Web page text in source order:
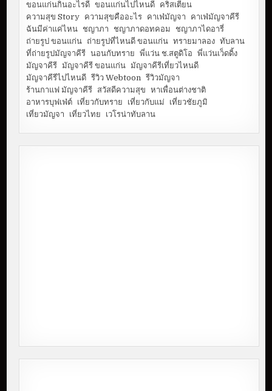
ขอนแก่นกินอะไรดี ขอนแก่นไปไหนดี คริสเตียน
ความสุข Story ความสุขคืออะไร คาเฟ่มัญจา
คาเฟ่มัญจาคีรี
ฉันมีค่าแค่ไหน ชญาภา ชญาภาดอทคอม
ชญาภาไดอารี่
ถ่ายรูป ขอนแก่น ถ่ายรูปที่ไหนดี ขอนแก่น ทรายมาลอง ทับลาน
ที่ถ่ายรูปมัญจาคีรี นอนกับทราย พี่แว่น ช.สตูดิโอ
พี่แว่นเว็ดดิ้ง
มัญจาคีรี มัญจาคีรี ขอนแก่น มัญจาคีรีเที่ยวไหนดี
มัญจาคีรีไปไหนดี รีวิว Webtoon
รีวิวมัญจา
ร้านกาแฟ มัญจาคีรี สวัสดีความสุข
หาเพื่อนต่างชาติ
อาหารบุฟเฟ่ต์ เที่ยวกับทราย เที่ยวกับแม่
เที่ยวชัยภูมิ
เที่ยวมัญจา
เที่ยวไทย เวโรน่าทับลาน